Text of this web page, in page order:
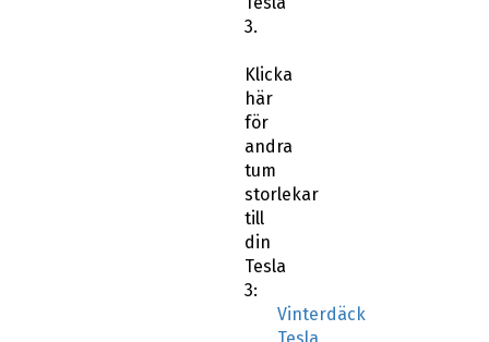
3.
Klicka
här
för
andra
tum
storlekar
till
din
Tesla
3:
Vinterdäck
Tesla